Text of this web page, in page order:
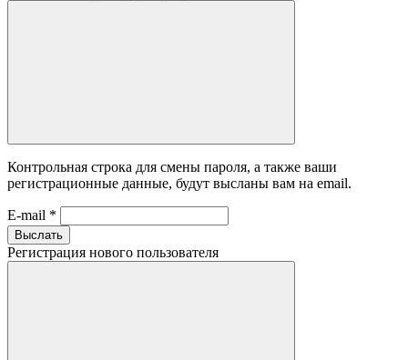
Контрольная строка для смены пароля, а также ваши
регистрационные данные, будут высланы вам на email.
E-mail *
Выслать
Регистрация нового пользователя